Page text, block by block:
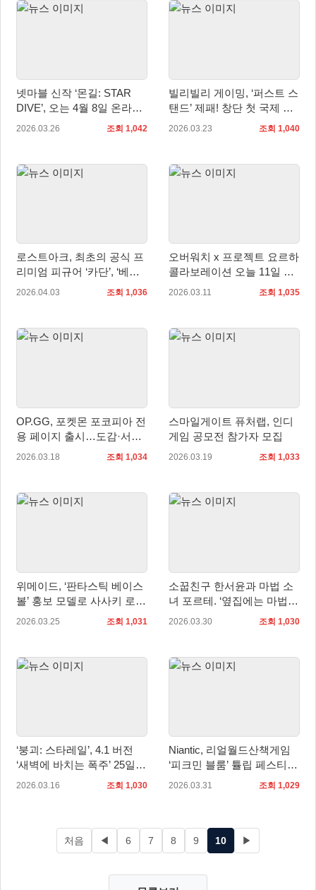
넷마블 신작 ‘몬길: STAR
DIVE’, 오는 4월 8일 온라인
쇼케이스 예고
2026.03.26 조회 1,042
빌리빌리 게이밍, ‘퍼스트 스
탠드’ 제패! 창단 첫 국제 대
회 우승
2026.03.23 조회 1,040
로스트아크, 최초의 공식 프
리미엄 피규어 ‘카단’, ‘베아
트리스’ 출시
2026.04.03 조회 1,036
오버워치 x 프로젝트 요르하
콜라보레이션 오늘 11일 출
시
2026.03.11 조회 1,035
OP.GG, 포켓몬 포코피아 전
용 페이지 출시…도감·서식
지 정보 한눈에 확인
2026.03.18 조회 1,034
스마일게이트 퓨처랩, 인디
게임 공모전 참가자 모집
2026.03.19 조회 1,033
위메이드, ‘판타스틱 베이스
볼’ 홍보 모델로 사사키 로키
선수 선정
2026.03.25 조회 1,031
소꿉친구 한서윤과 마법 소
녀 포르테. ‘옆집에는 마법소
녀/소꿉친구가 산다’ 펀딩 성
2026.03.30 조회 1,030
‘붕괴: 스타레일’, 4.1 버전
‘새벽에 바치는 폭주’ 25일
업데이트
2026.03.16 조회 1,030
Niantic, 리얼월드산책게임
‘피크민 블룸’ 튤립 페스티벌
이벤트 개최
2026.03.31 조회 1,029
처음 ◀ 6 7 8 9 10 ▶